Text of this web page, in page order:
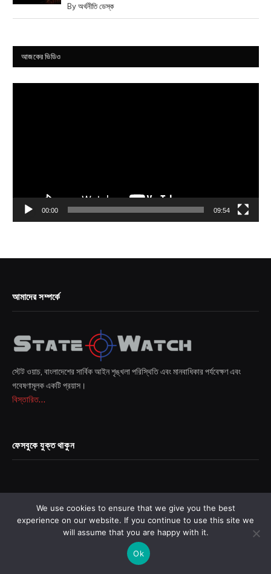
By অর্থনীতি ডেস্ক
আজকের ভিডিও
00:00 09:54
আমাদের সম্পর্কে
স্টেট ওয়াচ, বাংলাদেশের সার্বিক আইন শৃঙ্খলা পরিস্থিতি এবং মানবাধিকার পর্যবেক্ষণ এবং
গবেষণামূলক একটি প্রয়াস।
বিস্তারিত...
ফেসবুকে যুক্ত থাকুন
We use cookies to ensure that we give you the best
experience on our website. If you continue to use this site we
will assume that you are happy with it.
Ok